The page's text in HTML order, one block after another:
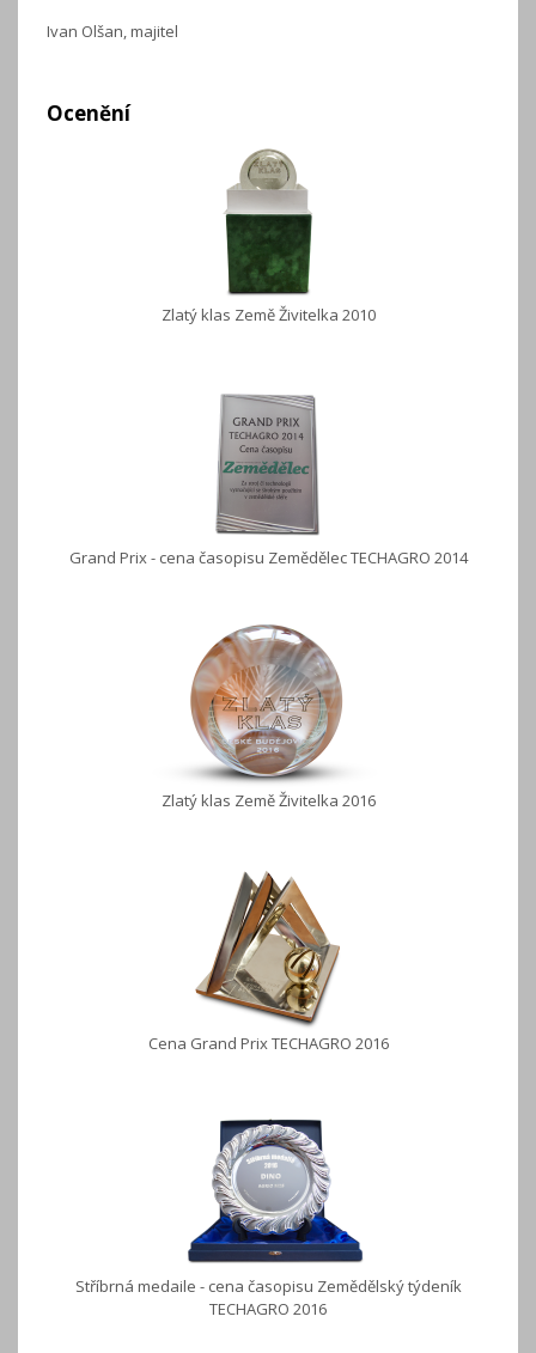
Ivan Olšan, majitel
Ocenění
Zlatý klas Země Živitelka 2010
Grand Prix - cena časopisu Zemědělec TECHAGRO 2014
Zlatý klas Země Živitelka 2016
Cena Grand Prix TECHAGRO 2016
Stříbrná medaile - cena časopisu Zemědělský týdeník
TECHAGRO 2016